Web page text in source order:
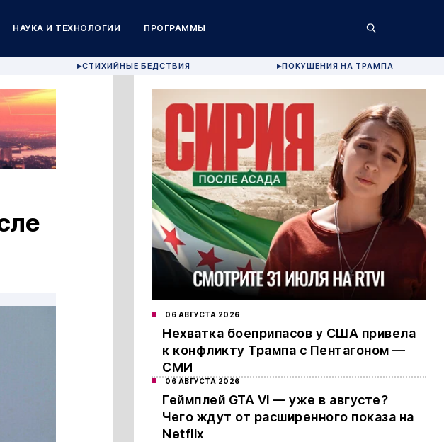
НАУКА И ТЕХНОЛОГИИ ПРОГРАММЫ
▶СТИХИЙНЫЕ БЕДСТВИЯ ▶ПОКУШЕНИЯ НА ТРАМПА
06 АВГУСТА 2026
Нехватка боеприпасов у США привела
к конфликту Трампа с Пентагоном —
СМИ
06 АВГУСТА 2026
Геймплей GTA VI — уже в августе?
Чего ждут от расширенного показа на
Netflix